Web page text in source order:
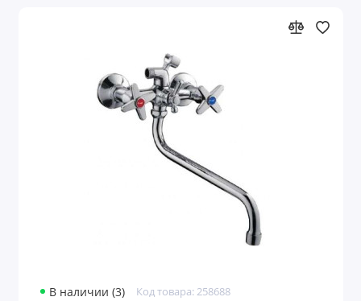
В наличии (3) Код товара: 258688